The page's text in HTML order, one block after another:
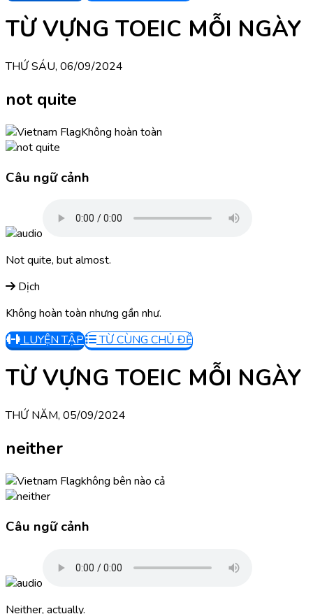
TỪ VỰNG TOEIC MỖI NGÀY
THỨ SÁU, 06/09/2024
not quite
Không hoàn toàn
Câu ngữ cảnh
Not quite, but almost.
Dịch
Không hoàn toàn nhưng gần như.
LUYỆN TẬP
TỪ CÙNG CHỦ ĐỀ
TỪ VỰNG TOEIC MỖI NGÀY
THỨ NĂM, 05/09/2024
neither
không bên nào cả
Câu ngữ cảnh
Neither, actually.